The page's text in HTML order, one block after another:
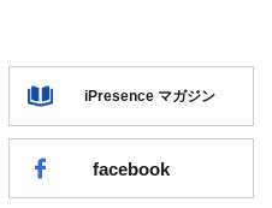
iPresence マガジン
facebook